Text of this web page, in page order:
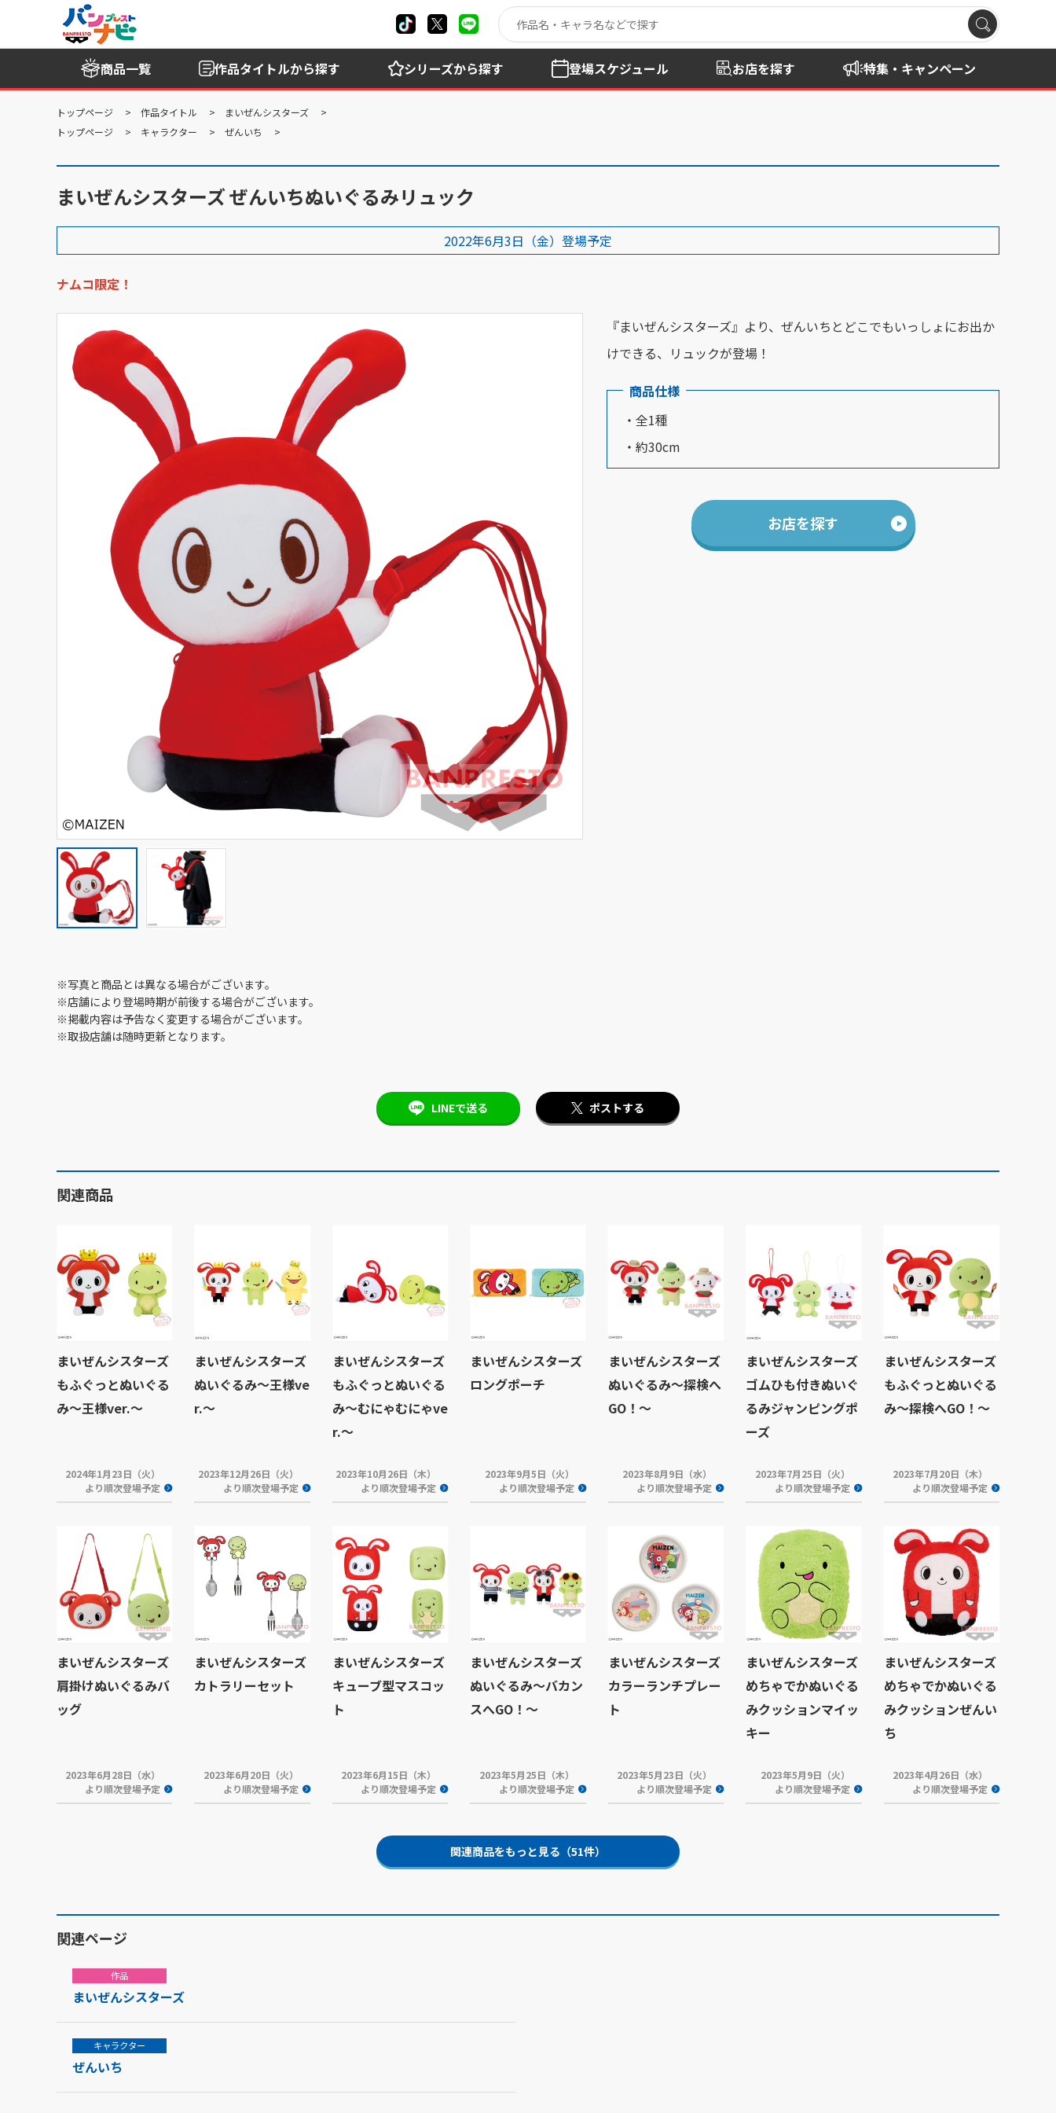
商品一覧 作品タイトルから探す シリーズから探す 登場スケジュール お店を探す 特集・キャンペーン
トップページ 作品タイトル
まいぜんシスターズ
トップページ
キャラクター ぜんいち
まいぜんシスターズ ぜんいちぬいぐるみリュック
2022年6月3日（金）登場予定
ナムコ限定！
『まいぜんシスターズ』より、ぜんいちとどこでもいっしょにお出か
けできる、リュックが登場！
商品仕様
・全1種
・約30cm
お店を探す
※写真と商品とは異なる場合がございます。
※店舗により登場時期が前後する場合がございます。
※掲載内容は予告なく変更する場合がございます。
※取扱店舗は随時更新となります。
LINEで送る ポストする
関連商品
まいぜんシスターズ
もふぐっとぬいぐる
み～王様ver.～
2024年1月23日（火）
より順次登場予定
まいぜんシスターズ
ぬいぐるみ～王様ve
r.～
2023年12月26日（火）
より順次登場予定
まいぜんシスターズ
もふぐっとぬいぐる
み～むにゃむにゃve
r.～
2023年10月26日（木）
より順次登場予定
まいぜんシスターズ
ロングポーチ
2023年9月5日（火）
より順次登場予定
まいぜんシスターズ
ぬいぐるみ～探検へ
GO！～
2023年8月9日（水）
より順次登場予定
まいぜんシスターズ
ゴムひも付きぬいぐ
るみジャンピングポ
ーズ
2023年7月25日（火）
より順次登場予定
まいぜんシスターズ
もふぐっとぬいぐる
み～探検へGO！～
2023年7月20日（木）
より順次登場予定
まいぜんシスターズ
肩掛けぬいぐるみバ
ッグ
2023年6月28日（水）
より順次登場予定
まいぜんシスターズ
カトラリーセット
2023年6月20日（火）
より順次登場予定
まいぜんシスターズ
キューブ型マスコッ
ト
2023年6月15日（木）
より順次登場予定
まいぜんシスターズ
ぬいぐるみ～バカン
スへGO！～
2023年5月25日（木）
より順次登場予定
まいぜんシスターズ
カラーランチプレー
ト
2023年5月23日（火）
より順次登場予定
まいぜんシスターズ
めちゃでかぬいぐる
みクッションマイッ
キー
2023年5月9日（火）
より順次登場予定
まいぜんシスターズ
めちゃでかぬいぐる
みクッションぜんい
ち
2023年4月26日（水）
より順次登場予定
関連商品をもっと見る（51件）
関連ページ
作品
まいぜんシスターズ
キャラクター
ぜんいち